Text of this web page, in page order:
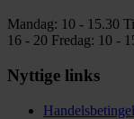
Mandag: 10 - 15.30
16 - 20 Fredag: 10 -
Nyttige links